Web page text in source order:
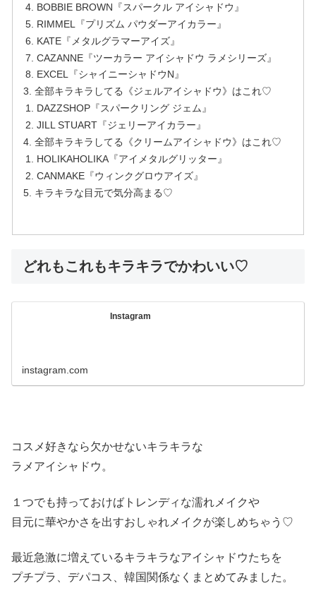
BOBBIE BROWN『スパークル アイシャドウ』
RIMMEL『プリズム パウダーアイカラー』
KATE『メタルグラマーアイズ』
CAZANNE『ツーカラー アイシャドウ ラメシリーズ』
EXCEL『シャイニーシャドウN』
全部キラキラしてる《ジェルアイシャドウ》はこれ♡
DAZZSHOP『スパークリング ジェム』
JILL STUART『ジェリーアイカラー』
全部キラキラしてる《クリームアイシャドウ》はこれ♡
HOLIKAHOLIKA『アイメタルグリッター』
CANMAKE『ウィンクグロウアイズ』
キラキラな目元で気分高まる♡
どれもこれもキラキラでかわいい♡
Instagram
instagram.com
コスメ好きなら欠かせないキラキラな
ラメアイシャドウ。
１つでも持っておけばトレンディな濡れメイクや
目元に華やかさを出すおしゃれメイクが楽しめちゃう♡
最近急激に増えているキラキラなアイシャドウたちを
プチプラ、デパコス、韓国関係なくまとめてみました。